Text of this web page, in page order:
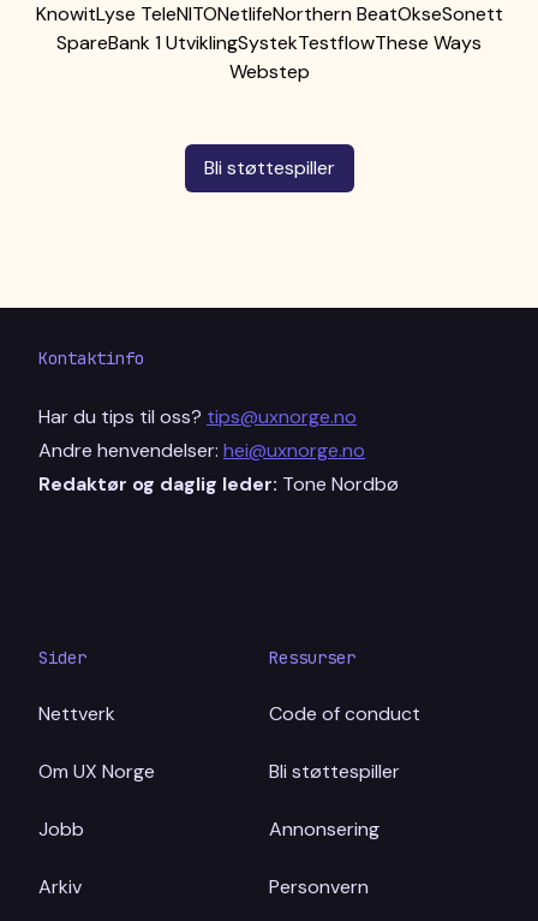
KnowitLyse TeleNITONetlifeNorthern BeatOkseSonett
SpareBank 1 UtviklingSystekTestflowThese Ways
Webstep
Bli støttespiller
Kontaktinfo
Har du tips til oss? tips@uxnorge.no
Andre henvendelser: hei@uxnorge.no
Redaktør og daglig leder: Tone Nordbø
Sider
Nettverk
Om UX Norge
Jobb
Arkiv
Ressurser
Code of conduct
Bli støttespiller
Annonsering
Personvern